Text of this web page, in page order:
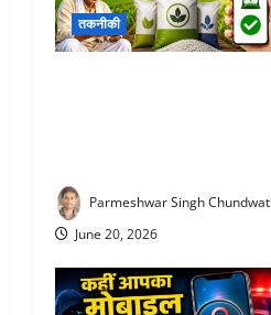
तकनीकी
Parmeshwar Singh Chundwat
June 20, 2026